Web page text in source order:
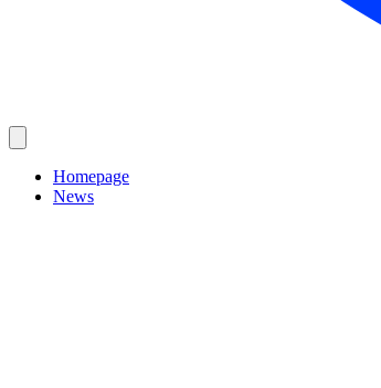
Homepage
News